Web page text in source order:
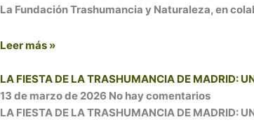
La Fundación Trashumancia y Naturaleza, en
Leer más »
LA FIESTA DE LA TRASHUMANCIA DE MADRID:
13 de marzo de 2026 No hay comentarios
LA FIESTA DE LA TRASHUMANCIA DE MADRID: